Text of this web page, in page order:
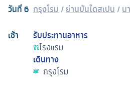
วันที่6 กรุงโรม /ย่านบันไดสเปน /น
เช้า
รับประทานอาหาร
โรงแรม
เดินทาง
กรุงโรม